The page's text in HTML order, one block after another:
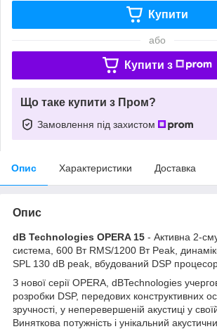
Купити
або
Купити з
Що таке купити з Пром?
Замовлення під захистом
Опис Характеристики Доставка
Опис
dB Technologies OPERA 15 - Активна 2-
система, 600 Вт RMS/1200 Вт Peak,
SPL 130 dB peak, вбудований DSP
З нової серії OPERA, dBTechnologies
розробки DSP, передових конструктивних
зручності, у неперевершеній акустиці у своїй
Виняткова потужність і унікальний